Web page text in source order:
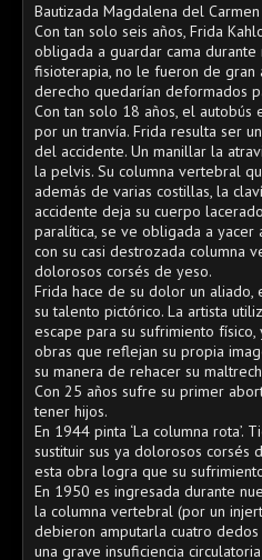
Bautizada Magdalena del Carmen
Con tan solo seis años, Frida
obligada a guardar cama
fisioterapia, no le fueron de gran
derecho quedarían deformados
Con tan solo 18 años, el
por un tranvía. Frida resulta ser
del accidente. Un manillar la
la pelvis. Su columna vertebral
además de varias costillas, la
accidente deja su cuerpo
paralítica, se ve obligada a yacer
con su casi destrozada columna
dolorosos corsés de yeso.
Frida hace de su dolor un
su talento pictórico. La artista
escape para su sufrimiento
obras que reflejan su propia
su manera de rehacer su
Con 25 años sufre su primer
tener hijos.
En 1944 pinta ‘La columna rota’.
sustituir sus ya dolorosos corsés
esta obra logra que su
En 1950 es ingresada durante
la columna vertebral (por un
debieron amputarla cuatro
una grave insuficiencia